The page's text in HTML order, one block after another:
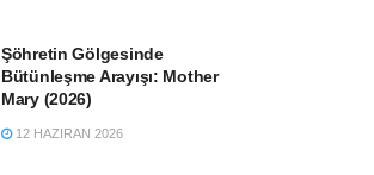
Şöhretin Gölgesinde
Bütünleşme Arayışı: Mother
Mary (2026)
12 HAZIRAN 2026